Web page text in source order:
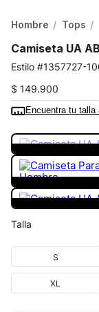
Hombre Tops
Camiseta UA
1357727-
$ 149.900
Encuentra tu talla
Talla
S
XL